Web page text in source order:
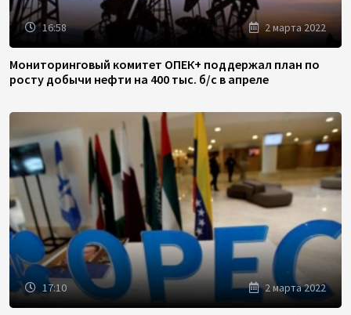
16:58 2 марта 2022
Мониторинговый комитет ОПЕК+ поддержал план по
росту добычи нефти на 400 тыс. б/с в апреле
17:10 2 марта 2022